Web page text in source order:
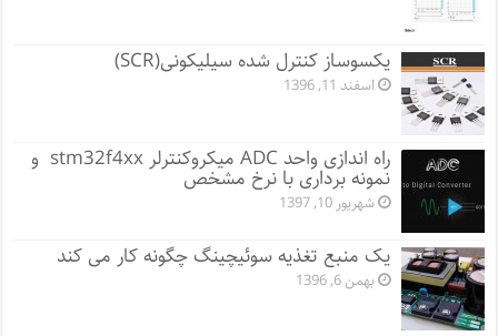
یکسوساز کنترل شده سیلیکونی(SCR)
اسفند 11, 1396
راه اندازی واحد ADC میکروکنترلر stm32f4xx و
نمونه برداری با نرخ مشخص
شهریور 10, 1397
یک منبع تغذیه سوئیچینگ چگونه کار می کند
بهمن 6, 1396